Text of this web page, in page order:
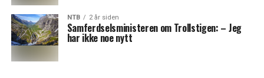
NTB 2 år siden
Samferdselsministeren om Trollstigen: – Jeg
har ikke noe nytt